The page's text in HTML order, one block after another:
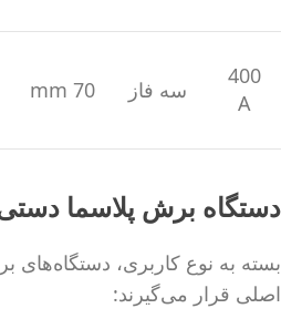
400
A
سه فاز 70 mm
دستگاه برش پلاسما
بسته به نوع کاربری، دستگاه‌های
اصلی قرار می‌گیرند: